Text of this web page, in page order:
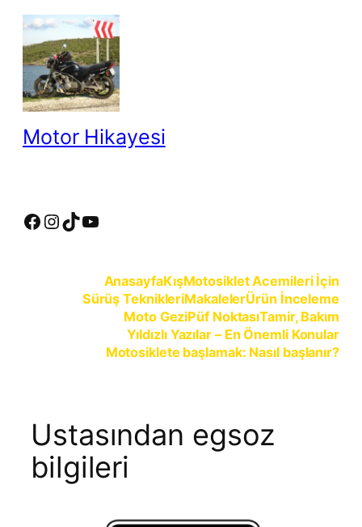
İçeriğe
Motor Hikayesi
Facebook InstagramTikTok YouTube
AnasayfaKışMotosiklet Acemileri İçin
Sürüş TeknikleriMakalelerÜrün İnceleme
Moto GeziPüf NoktasıTamir, Bakım
Yıldızlı Yazılar – En Önemli Konular
Motosiklete başlamak: Nasıl başlanır?
Ustasından egsoz
bilgileri